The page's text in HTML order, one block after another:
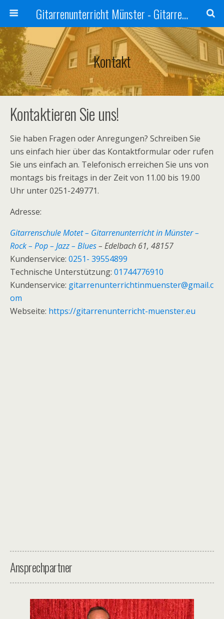
Gitarrenunterricht Münster - Gitarre lernen - Gitarrenschule Motet
Kontakt
Kontaktieren Sie uns!
Sie haben Fragen oder Anregungen? Schreiben Sie
uns einfach hier über das Kontaktformular oder rufen
Sie uns einfach an. Telefonisch erreichen Sie uns von
montags bis freitags in der Zeit von 11.00 bis 19.00
Uhr unter 0251-249771.
Adresse:
Gitarrenschule Motet – Gitarrenunterricht in Münster –
Rock – Pop – Jazz – Blues– Edelbach 61, 48157
Kundenservice: 0251- 39554899
Technische Unterstützung: 01744776910
Kundenservice: gitarrenunterrichtinmuenster@gmail.c
om
Webseite: https://gitarrenunterricht-muenster.eu
Ansprechpartner